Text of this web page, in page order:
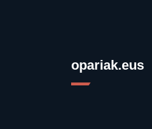
opariak.eus